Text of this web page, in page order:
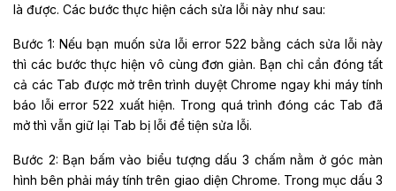
là được. Các bước thực hiện cách sửa lỗi này như sau:
Bước 1: Nếu bạn muốn sửa lỗi error 522 bằng cách sửa lỗi này
thì các bước thực hiện vô cùng đơn giản. Bạn chỉ cần đóng tất
cả các Tab được mở trên trình duyệt Chrome ngay khi máy tính
báo lỗi error 522 xuất hiện. Trong quá trình đóng các Tab đã
mở thì vẫn giữ lại Tab bị lỗi để tiện sửa lỗi.
Bước 2: Bạn bấm vào biểu tượng dấu 3 chấm nằm ở góc màn
hình bên phải máy tính trên giao diện Chrome. Trong mục dấu 3